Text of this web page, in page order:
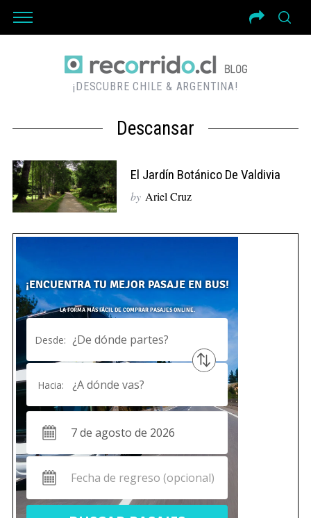
¡DESCUBRE CHILE & ARGENTINA!
Descansar
El Jardín Botánico De Valdivia
by Ariel Cruz